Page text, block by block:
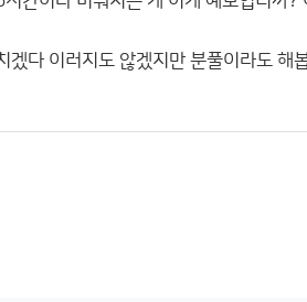
겠다 이러지도 않겠지만 분풀이라도 해